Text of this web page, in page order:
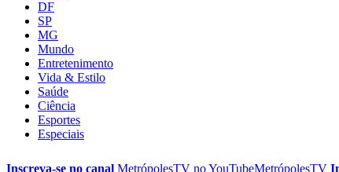
DF
SP
MG
Mundo
Entretenimento
Vida & Estilo
Saúde
Ciência
Esportes
Especiais
Inscreva-se no canal MetrópolesTV noYouTubeMetrópolesTV